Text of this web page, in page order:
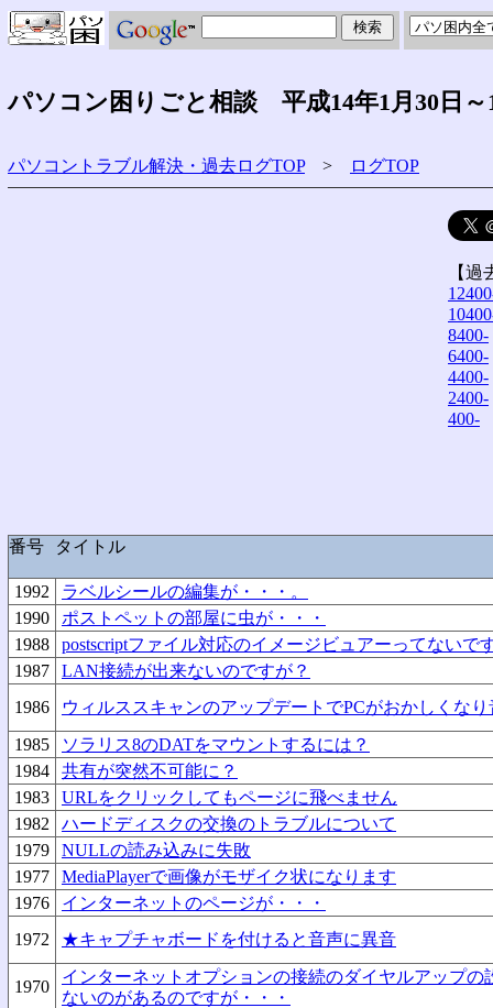
パソコン困りごと相談 平成14年1月30日～
パソコントラブル解決・過去ログTOP> ログTOP
【
8400-
6400-
4400-
2400-
400-
番号 タイトル
1992
ラベルシールの編集が・・・。
1990
ポストペットの部屋に虫が・・・
1988
postscriptファイル対応のイメージビュアーってないで
1987
LAN接続が出来ないのですが？
1986
ウィルススキャンのアップデートでPCがおかしくな
1985
ソラリス8のDATをマウントするには？
1984
共有が突然不可能に？
1983
URLをクリックしてもページに飛べません
1982
ハードディスクの交換のトラブルについて
1979
NULLの読み込みに失敗
1977
MediaPlayerで画像がモザイク状になります
1976
インターネットのページが・・・
1972
★キャプチャボードを付けると音声に異音
1970
インターネットオプションの接続のダイヤルアップ
ないのがあるのですが・・・